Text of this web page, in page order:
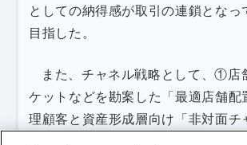
としての納得感が取引の連鎖となっ
目指した。
また、チャネル戦略として、①店
ケットなどを勘案した「最適店舗
理顧客と資産形成層向け「非対面チ